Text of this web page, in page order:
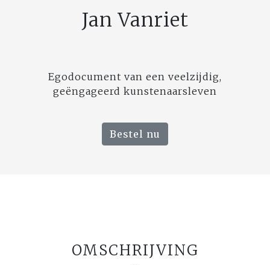
Jan Vanriet
Egodocument van een veelzijdig,
geëngageerd kunstenaarsleven
Bestel nu
OMSCHRIJVING